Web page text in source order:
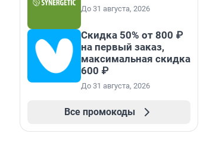
До 31 августа, 2026
Скидка 50% от 800 ₽
на первый заказ,
максимальная скидка
600 ₽
До 31 августа, 2026
Все промокоды